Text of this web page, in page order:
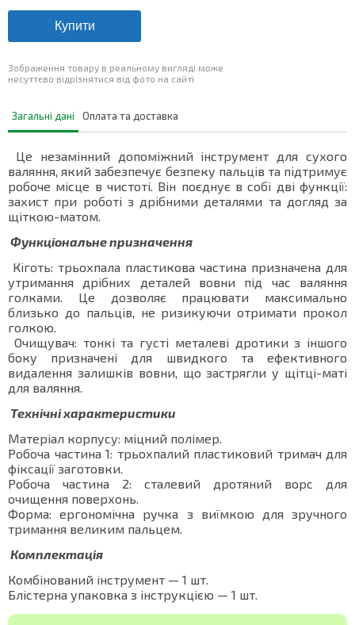
Купити
Зображення товару в реальному вигляді може
несуттєво відрізнятися від фото на сайті
Загальні дані Оплата та доставка
Це незамінний допоміжний інструмент для сухого
валяння, який забезпечує безпеку пальців та підтримує
робоче місце в чистоті. Він поєднує в собі дві функції:
захист при роботі з дрібними деталями та догляд за
щіткою-матом.
Функціональне призначення
Кіготь: трьохпала пластикова частина призначена для
утримання дрібних деталей вовни під час валяння
голками. Це дозволяє працювати максимально
близько до пальців, не ризикуючи отримати прокол
голкою.
Очищувач: тонкі та густі металеві дротики з іншого
боку призначені для швидкого та ефективного
видалення залишків вовни, що застрягли у щітці-маті
для валяння.
Технічні характеристики
Матеріал корпусу: міцний полімер.
Робоча частина 1: трьохпалий пластиковий тримач для
фіксації заготовки.
Робоча частина 2: сталевий дротяний ворс для
очищення поверхонь.
Форма: ергономічна ручка з виїмкою для зручного
тримання великим пальцем.
Комплектація
Комбінований інструмент — 1 шт.
Блістерна упаковка з інструкцією — 1 шт.